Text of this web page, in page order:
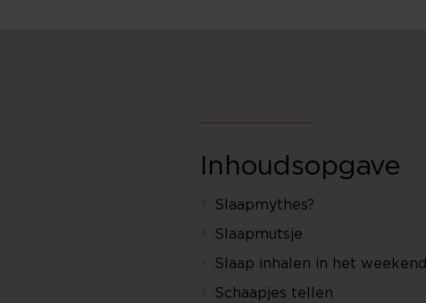
Inhoudsopgave
Slaapmythes?
Slaapmutsje
Slaap inhalen in het weekend
Schaapjes tellen